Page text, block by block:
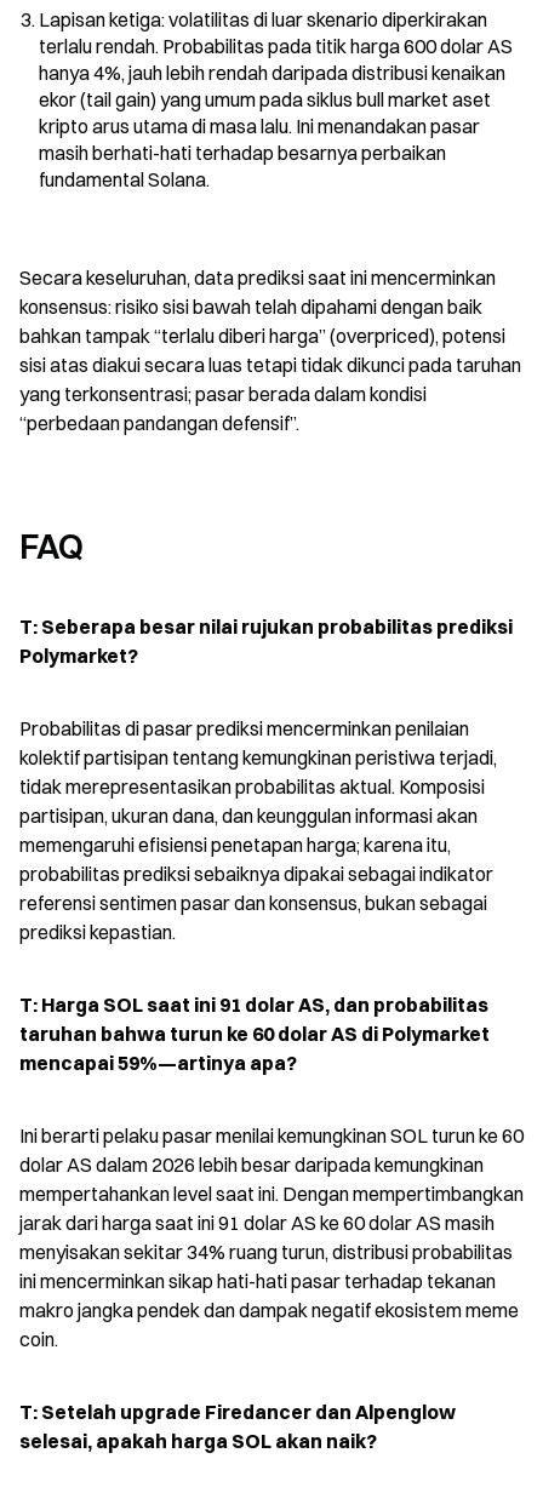
Lapisan ketiga: volatilitas di luar skenario diperkirakan
terlalu rendah. Probabilitas pada titik harga 600 dolar AS
hanya 4%, jauh lebih rendah daripada distribusi kenaikan
ekor (tail gain) yang umum pada siklus bull market aset
kripto arus utama di masa lalu. Ini menandakan pasar
masih berhati-hati terhadap besarnya perbaikan
fundamental Solana.
Secara keseluruhan, data prediksi saat ini mencerminkan
konsensus: risiko sisi bawah telah dipahami dengan baik
bahkan tampak “terlalu diberi harga” (overpriced), potensi
sisi atas diakui secara luas tetapi tidak dikunci pada taruhan
yang terkonsentrasi; pasar berada dalam kondisi
“perbedaan pandangan defensif”.
FAQ
T: Seberapa besar nilai rujukan probabilitas prediksi
Polymarket?
Probabilitas di pasar prediksi mencerminkan penilaian
kolektif partisipan tentang kemungkinan peristiwa terjadi,
tidak merepresentasikan probabilitas aktual. Komposisi
partisipan, ukuran dana, dan keunggulan informasi akan
memengaruhi efisiensi penetapan harga; karena itu,
probabilitas prediksi sebaiknya dipakai sebagai indikator
referensi sentimen pasar dan konsensus, bukan sebagai
prediksi kepastian.
T: Harga SOL saat ini 91 dolar AS, dan probabilitas
taruhan bahwa turun ke 60 dolar AS di Polymarket
mencapai 59%—artinya apa?
Ini berarti pelaku pasar menilai kemungkinan SOL turun ke 60
dolar AS dalam 2026 lebih besar daripada kemungkinan
mempertahankan level saat ini. Dengan mempertimbangkan
jarak dari harga saat ini 91 dolar AS ke 60 dolar AS masih
menyisakan sekitar 34% ruang turun, distribusi probabilitas
ini mencerminkan sikap hati-hati pasar terhadap tekanan
makro jangka pendek dan dampak negatif ekosistem meme
coin.
T: Setelah upgrade Firedancer dan Alpenglow
selesai, apakah harga SOL akan naik?